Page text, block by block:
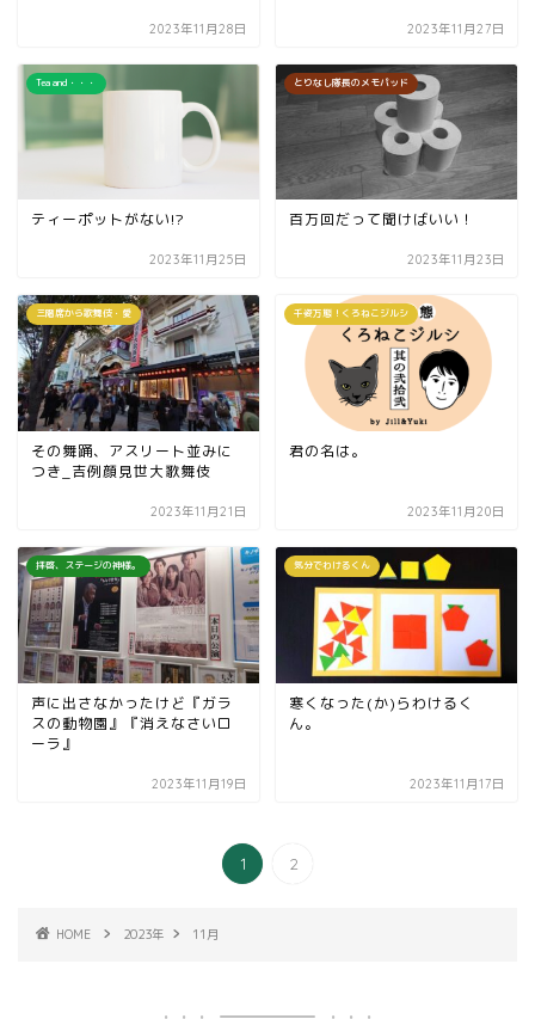
2023年11月28日 2023年11月27日
Tea and・・・
ティーポットがない!?
2023年11月25日
とりなし隊長のメモパッド
百万回だって聞けばいい！
2023年11月23日
三階席から歌舞伎・愛
その舞踊、アスリート並みに
つき_吉例顔見世大歌舞伎
2023年11月21日
千姿万態！くろねこジルシ
君の名は。
2023年11月20日
拝啓、ステージの神様。
声に出さなかったけど『ガラ
スの動物園』『消えなさいロ
ーラ』
2023年11月19日
気分でわけるくん
寒くなった(か)らわけるく
ん。
2023年11月17日
1 2
HOME 2023年 11月